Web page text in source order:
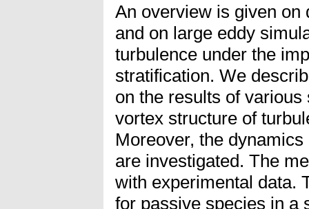
An overview is given
and on large eddy
turbulence under the
stratification. We
on the results of
vortex structure of
Moreover, the
are investigated. The
with experimental data.
for passive species in a